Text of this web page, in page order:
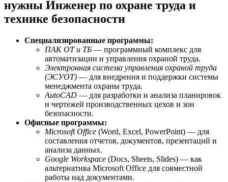
нужны Инженер по охране труда и
технике безопасности
Специализированные программы:
ПАК ОТ и ТБ — программный комплекс для
автоматизации и управления охраной труда.
Электронная система управления охраной труда
(ЭСУОТ) — для внедрения и поддержки системы
менеджмента охраны труда.
AutoCAD — для разработки и анализа планировок
и чертежей производственных цехов и зон
безопасности.
Офисные программы:
Microsoft Office (Word, Excel, PowerPoint) — для
составления отчетов, документов, презентаций и
анализа данных.
Google Workspace (Docs, Sheets, Slides) — как
альтернатива Microsoft Office для совместной
работы над документами.